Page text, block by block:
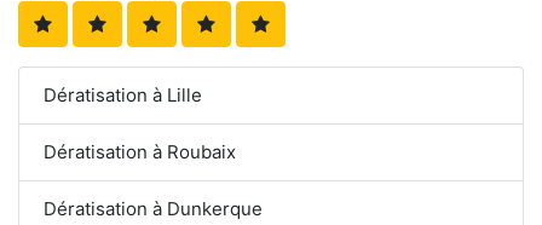
Dératisation à Lille
Dératisation à Roubaix
Dératisation à Dunkerque